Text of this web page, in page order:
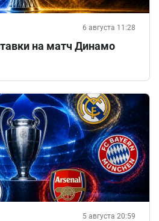
6 августа 11:28
на матч Динамо
5 августа 20:59